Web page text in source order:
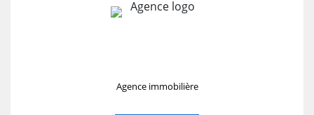
Agence immobilière